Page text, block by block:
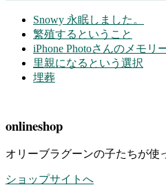
Snowy 永眠しました。
繁殖するということ
iPhone Photoさんのメモリ
里親になるという選択
埋葬
onlineshop
オリーブラグーンの子たちが使
ショップサイトへ